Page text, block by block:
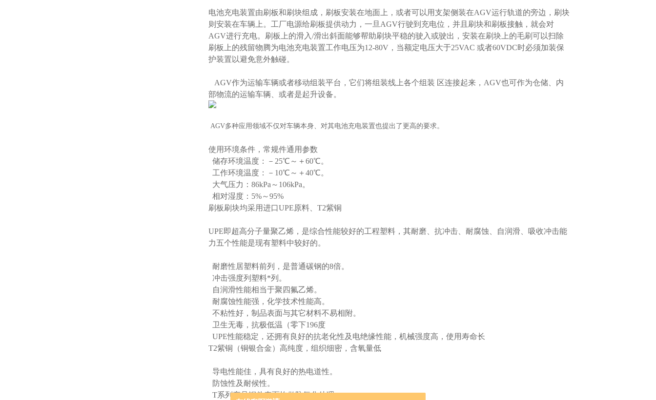
电池充电装置由刷板和刷块组成，刷板安装在地面上，或者可以用支架侧装在AGV运行轨道的旁边，刷块
则安装在车辆上。工厂电源给刷板提供动力，一旦AGV行驶到充电位，并且刷块和刷板接触，就会对
AGV进行充电。刷板上的滑入/滑出斜面能够帮助刷块平稳的驶入或驶出，安装在刷块上的毛刷可以扫除
刷板上的残留物腾为电池充电装置工作电压为12-80V，当额定电压大于25VAC 或者60VDC时必须加装保
护装置以避免意外触碰。
AGV作为运输车辆或者移动组装平台，它们将组装线上各个组装 区连接起来，AGV也可作为仓储、内
部物流的运输车辆、或者是起升设备。
AGV多种应用领域不仅对车辆本身、对其电池充电装置也提出了更高的要求。
使用环境条件，常规件通用参数
储存环境温度：－25℃～＋60℃。
工作环境温度：－10℃～＋40℃。
大气压力：86kPa～106kPa。
相对湿度：5%～95%
刷板刷块均采用进口UPE原料、T2紫铜
UPE即超高分子量聚乙烯，是综合性能较好的工程塑料，其耐磨、抗冲击、耐腐蚀、自润滑、吸收冲击能
力五个性能是现有塑料中较好的。
耐磨性居塑料前列，是普通碳钢的8倍。
冲击强度列塑料*列。
自润滑性能相当于聚四氟乙烯。
耐腐蚀性能强，化学技术性能高。
不粘性好，制品表面与其它材料不易相附。
卫生无毒，抗极低温（零下196度
UPE性能稳定，还拥有良好的抗老化性及电绝缘性能，机械强度高，使用寿命长
T2紫铜（铜银合金）高纯度，组织细密，含氧量低
导电性能佳，具有良好的热电道性。
防蚀性及耐候性。
T系列产品铜件表面均做防氧化处理